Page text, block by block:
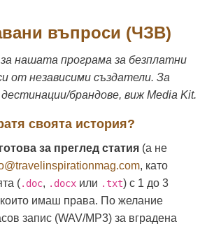
въпроси (ЧЗВ)
нашата програма за безплатни
от независими създатели. За
брандове, виж Media Kit.
своята история?
за преглед статия (а не
, като
(.doc, .docx или .txt) с 1 до 3
имаш права. По желание
запис (WAV/MP3) за вградена